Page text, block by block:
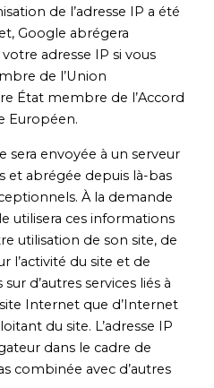
de l’adresse IP a été
Google abrégera
adresse IP si vous
de l’Union
État membre de l’Accord
Européen.
sera envoyée à un serveur
et abrégée depuis là-bas
À la demande
utilisera ces informations
utilisation de son site, de
l’activité du site et de
d’autres services liés à
Internet que d’Internet
du site. L’adresse IP
dans le cadre de
combinée avec d’autres